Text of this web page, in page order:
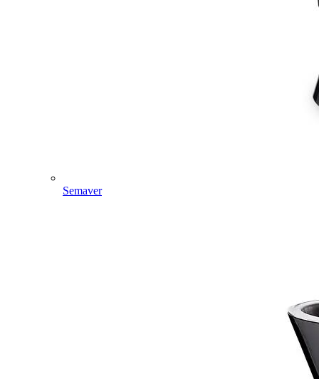
Semaver